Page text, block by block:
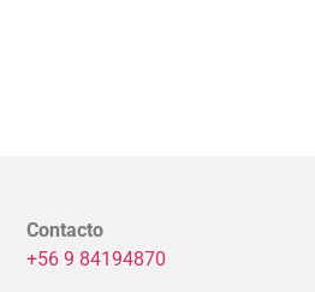
Contacto
+56 9 84194870